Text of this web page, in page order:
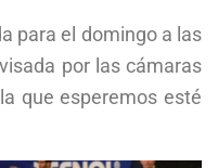
para el domingo a las
por las cámaras
que esperemos esté